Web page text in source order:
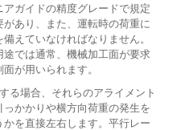
ガイドの精度グレードで規定
あり、また、運転時の荷重に
えていなければなりません。
では通常、機械加工面が要求
が用いられます。
る場合、それらのアライメント
っかかりや横方向荷重の発生を
を直接左右します。平行レー